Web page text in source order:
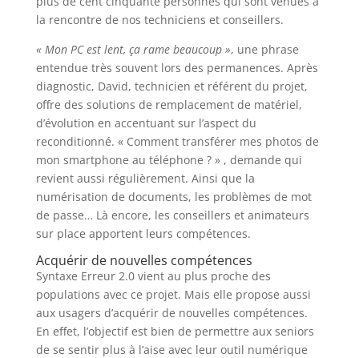
la rencontre de nos techniciens et conseillers.
« Mon PC est lent, ça rame beaucoup », une phrase
entendue très souvent lors des permanences. Après
diagnostic, David, technicien et référent du projet,
offre des solutions de remplacement de matériel,
d’évolution en accentuant sur l’aspect du
reconditionné. « Comment transférer mes photos de
mon smartphone au téléphone ? » , demande qui
revient aussi régulièrement. Ainsi que la
numérisation de documents, les problèmes de mot
de passe… Là encore, les conseillers et animateurs
sur place apportent leurs compétences.
Acquérir de nouvelles compétences
Syntaxe Erreur 2.0 vient au plus proche des
populations avec ce projet. Mais elle propose aussi
aux usagers d’acquérir de nouvelles compétences.
En effet, l’objectif est bien de permettre aux seniors
de se sentir plus à l’aise avec leur outil numérique